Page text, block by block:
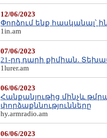
12/06/2023
Փորձում ենք հասկանալ՝
1in.am
07/06/2023
21-րդ դարի քիմիան.
1lurer.am
06/06/2023
Հանքանյութից մինչև
փորձաքննությունները
hy.armradio.am
06/06/2023